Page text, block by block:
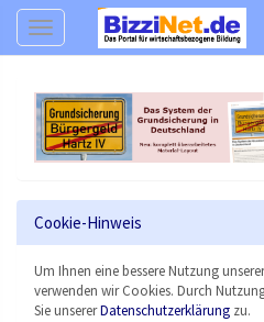
Navigation
Cookie-Hinweis
Um Ihnen eine bessere Nutzung
verwenden wir Cookies. Durch
Sie unsererDatenschutzerklärung zu.